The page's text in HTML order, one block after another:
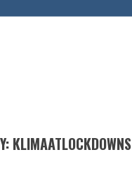
KLIMAATLOCKDOWNS